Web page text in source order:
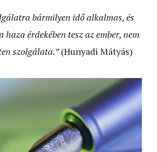
bármilyen idő alkalmas, és
haza érdekében tesz az ember, nem
szolgálata.”(Hunyadi Mátyás)